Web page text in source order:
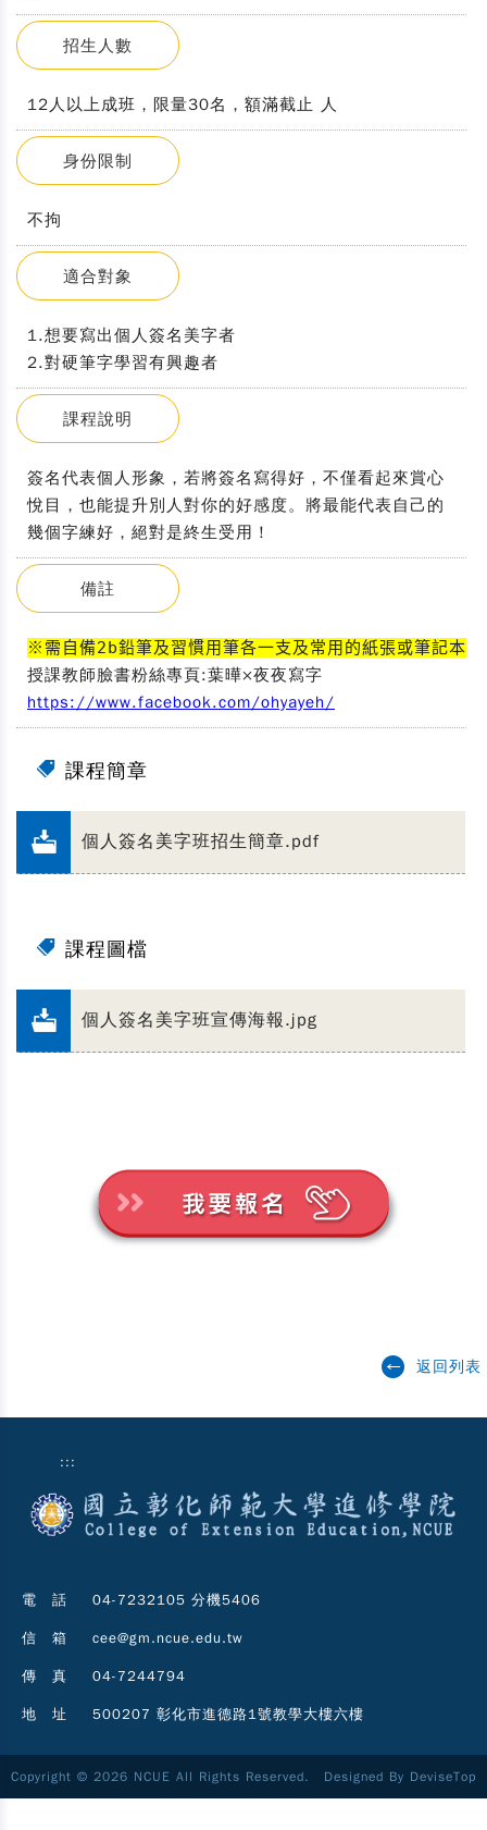
招生人數
12人以上成班，限量30名，額滿截止 人
身份限制
不拘
適合對象
1.想要寫出個人簽名美字者
2.對硬筆字學習有興趣者
課程說明
簽名代表個人形象，若將簽名寫得好，不僅看起來賞心
悅目，也能提升別人對你的好感度。將最能代表自己的
幾個字練好，絕對是終生受用！
備註
※需自備2b鉛筆及習慣用筆各一支及常用的紙張或筆記本
授課教師臉書粉絲專頁:葉曄×夜夜寫字
https://www.facebook.com/ohyayeh/
課程簡章
個人簽名美字班招生簡章.pdf
課程圖檔
個人簽名美字班宣傳海報.jpg
返回列表
:::
電 話 04-7232105 分機5406
信 箱 cee@gm.ncue.edu.tw
傳 真 04-7244794
地 址 500207 彰化市進德路1號教學大樓六樓
Copyright © 2026 NCUE All Rights Reserved. Designed By DeviseTop